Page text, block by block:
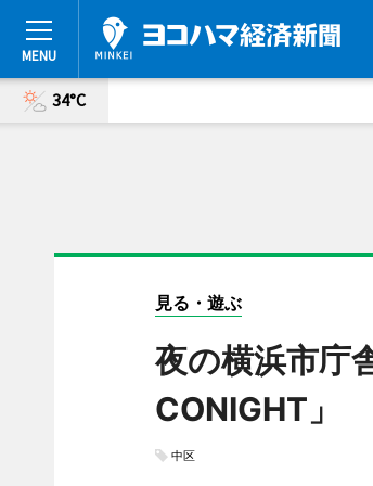
34°C
見る・遊ぶ
夜の横浜市庁
CONIGHT」
中区